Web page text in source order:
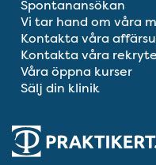
Spontanansökan
Vi tar hand om våra
Kontakta våra
Kontakta våra
Våra öppna kurser
Sälj din klinik